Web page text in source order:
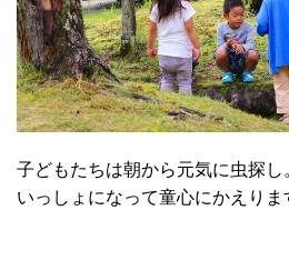
子どもたちは朝から元気に虫探
いっしょになって童心にかえりま